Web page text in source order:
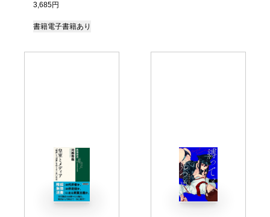
3,685円
書籍電子書籍あり